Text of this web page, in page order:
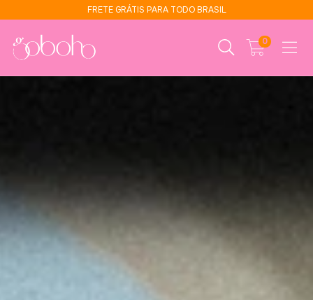
FRETE GRÁTIS PARA TODO BRASIL
0